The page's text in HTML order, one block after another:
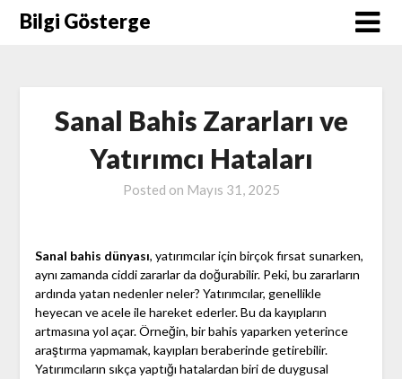
SkipBilgi Gösterge
Sanal Bahis Zararları ve
Yatırımcı Hataları
Posted on Mayıs 31, 2025
Sanal bahis dünyası, yatırımcılar için birçok fırsat sunarken,
aynı zamanda ciddi zararlar da doğurabilir. Peki, bu zararların
ardında yatan nedenler neler? Yatırımcılar, genellikle
heyecan ve acele ile hareket ederler. Bu da kayıpların
artmasına yol açar. Örneğin, bir bahis yaparken yeterince
araştırma yapmamak, kayıpları beraberinde getirebilir.
Yatırımcıların sıkça yaptığı hatalardan biri de duygusal